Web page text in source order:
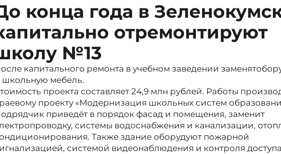
конца года в
отремонтируют
№13
капитального ремонта в учебном заведении
школьную мебель.
проекта составляет 24,9 млн рублей. Работы
проекту «Модернизация школьных систем
приведёт в порядок фасад и помещения, заменит
системы водоснабжения и канализации,
Также здание оборудуют пожарной
системой видеонаблюдения и контроля